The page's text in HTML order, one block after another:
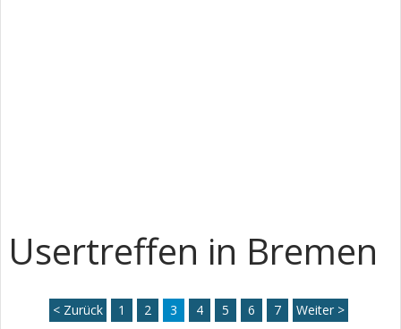
Usertreffen in Bremen
< Zurück 1 2 3 4 5 6 7 Weiter >